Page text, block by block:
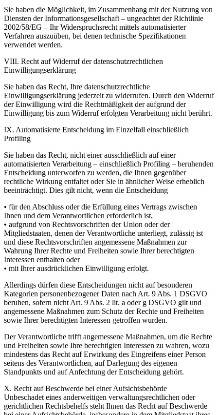
Sie haben die Möglichkeit, im Zusammenhang mit der Nutzung von
Diensten der Informationsgesellschaft – ungeachtet der Richtlinie
2002/58/EG – Ihr Widerspruchsrecht mittels automatisierter
Verfahren auszuüben, bei denen technische Spezifikationen
verwendet werden.
VIII. Recht auf Widerruf der datenschutzrechtlichen
Einwilligungserklärung
Sie haben das Recht, Ihre datenschutzrechtliche
Einwilligungserklärung jederzeit zu widerrufen. Durch den Widerruf
der Einwilligung wird die Rechtmäßigkeit der aufgrund der
Einwilligung bis zum Widerruf erfolgten Verarbeitung nicht berührt.
IX. Automatisierte Entscheidung im Einzelfall einschließlich
Profiling
Sie haben das Recht, nicht einer ausschließlich auf einer
automatisierten Verarbeitung – einschließlich Profiling – beruhenden
Entscheidung unterworfen zu werden, die Ihnen gegenüber
rechtliche Wirkung entfaltet oder Sie in ähnlicher Weise erheblich
beeinträchtigt. Dies gilt nicht, wenn die Entscheidung
• für den Abschluss oder die Erfüllung eines Vertrags zwischen
Ihnen und dem Verantwortlichen erforderlich ist,
• aufgrund von Rechtsvorschriften der Union oder der
Mitgliedstaaten, denen der Verantwortliche unterliegt, zulässig ist
und diese Rechtsvorschriften angemessene Maßnahmen zur
Wahrung Ihrer Rechte und Freiheiten sowie Ihrer berechtigten
Interessen enthalten oder
• mit Ihrer ausdrücklichen Einwilligung erfolgt.
Allerdings dürfen diese Entscheidungen nicht auf besonderen
Kategorien personenbezogener Daten nach Art. 9 Abs. 1 DSGVO
beruhen, sofern nicht Art. 9 Abs. 2 lit. a oder g DSGVO gilt und
angemessene Maßnahmen zum Schutz der Rechte und Freiheiten
sowie Ihrer berechtigten Interessen getroffen wurden.
Der Verantwortliche trifft angemessene Maßnahmen, um die Rechte
und Freiheiten sowie Ihre berechtigten Interessen zu wahren, wozu
mindestens das Recht auf Erwirkung des Eingreifens einer Person
seitens des Verantwortlichen, auf Darlegung des eigenen
Standpunkts und auf Anfechtung der Entscheidung gehört.
X. Recht auf Beschwerde bei einer Aufsichtsbehörde
Unbeschadet eines anderweitigen verwaltungsrechtlichen oder
gerichtlichen Rechtsbehelfs steht Ihnen das Recht auf Beschwerde